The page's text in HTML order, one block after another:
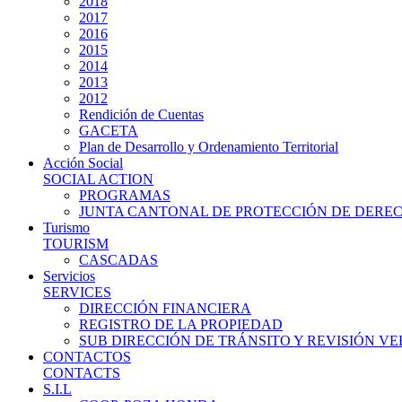
2017
2016
2015
2014
2013
2012
Rendición de Cuentas
GACETA
Plan de Desarrollo y Ordenamiento Territorial
Acción Social
SOCIAL ACTION
PROGRAMAS
JUNTA CANTONAL DE PROTECCIÓN DE
Turismo
TOURISM
CASCADAS
Servicios
SERVICES
DIRECCIÓN FINANCIERA
REGISTRO DE LA PROPIEDAD
SUB DIRECCIÓN DE TRÁNSITO Y REVISIÓN
CONTACTOS
CONTACTS
S.I.L